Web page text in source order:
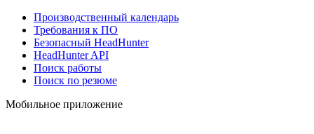
Производственный календарь
Требования к ПО
Безопасный HeadHunter
HeadHunter API
Поиск работы
Поиск по резюме
Мобильное приложение